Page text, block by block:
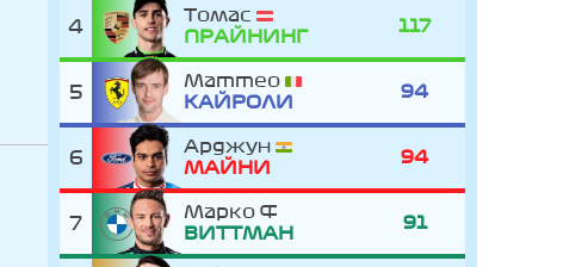
4
Томас
ПРАЙНИНГ
117
5
Маттео
КАЙРОЛИ
94
6
Арджун
МАЙНИ
94
7
Марко
ВИТТМАН
91